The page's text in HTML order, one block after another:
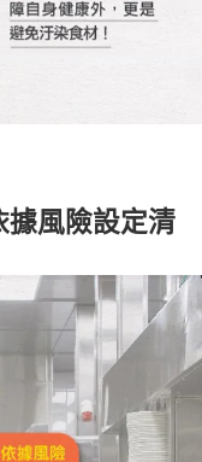
風險設定清